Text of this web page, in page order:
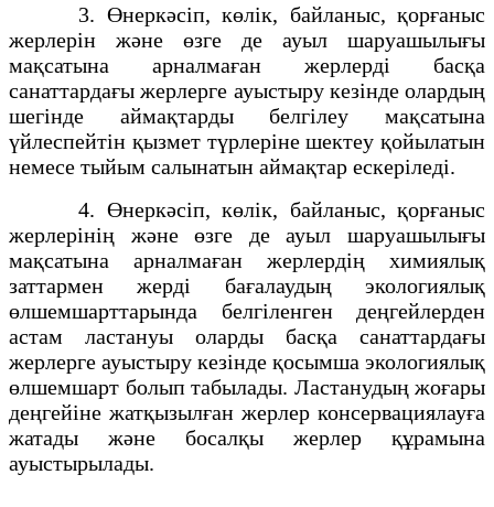
3. Өнеркәсiп, көлiк, байланыс, қорғаныс
жерлерін және өзге де ауыл шаруашылығы
мақсатына арналмаған жерлердi басқа
санаттардағы жерлерге ауыстыру кезiнде олардың
шегінде аймақтарды белгiлеу мақсатына
үйлеспейтін қызмет түрлерiне шектеу қойылатын
немесе тыйым салынатын аймақтар ескерiледi.
4. Өнеркәсіп, көлік, байланыс, қорғаныс
жерлерінің және өзге де ауыл шаруашылығы
мақсатына арналмаған жерлердің химиялық
заттармен жерді бағалаудың экологиялық
өлшемшарттарында белгіленген деңгейлерден
астам ластануы оларды басқа санаттардағы
жерлерге ауыстыру кезінде қосымша экологиялық
өлшемшарт болып табылады. Ластанудың жоғары
деңгейіне жатқызылған жерлер консервациялауға
жатады және босалқы жерлер құрамына
ауыстырылады.